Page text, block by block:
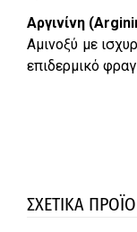
Αργινίνη
Αμινοξύ με
επιδερμικό
ΣΧΕΤΙΚΑ